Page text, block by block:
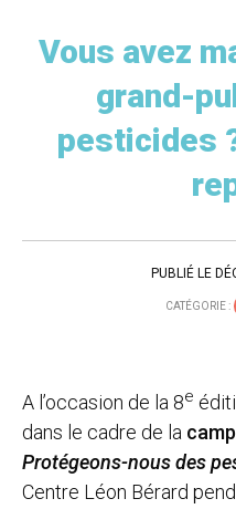
Vous avez
grand-
pesticides
PUBLIÉ LE
CATÉGORIE :
A l’occasion de la 8e
dans le cadre de la
Protégeons-nous des
Centre Léon Bérard